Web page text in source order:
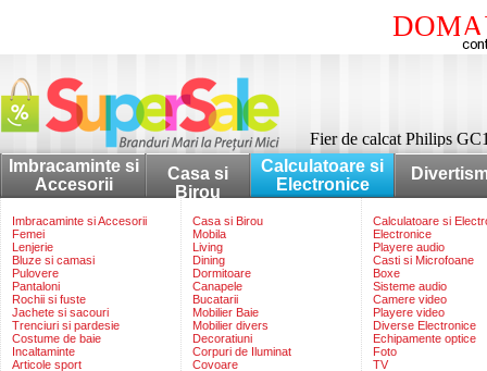
Fier de calcat Philips
Imbracaminte si
Accesorii
Casa si
Birou
Calculatoare si
Electronice
Imbracaminte si Accesorii
Femei
Lenjerie
Bluze si camasi
Pulovere
Pantaloni
Rochii si fuste
Jachete si sacouri
Trenciuri si pardesie
Costume de baie
Incaltaminte
Articole sport
Casa si Birou
Mobila
Living
Dining
Dormitoare
Canapele
Bucatarii
Mobilier Baie
Mobilier divers
Decoratiuni
Corpuri de Iluminat
Covoare
Calculatoare si
Electronice
Playere audio
Casti si Microfoane
Boxe
Sisteme audio
Camere video
Playere video
Diverse Electronice
Echipamente optice
Foto
TV